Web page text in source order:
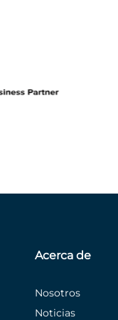
Acerca de
Nosotros
Noticias